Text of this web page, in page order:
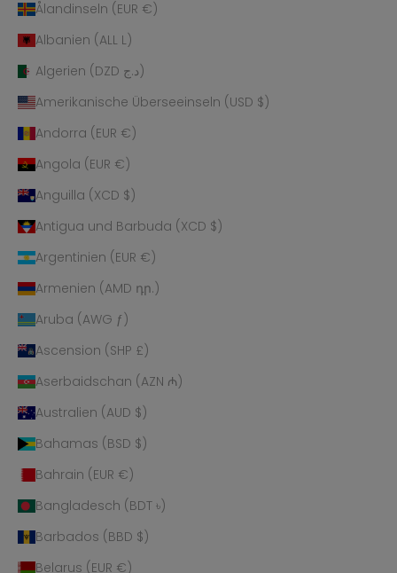
Ålandinseln (EUR €)
Albanien (ALL L)
Algerien (DZD د.ج)
Amerikanische Überseeinseln (USD $)
Andorra (EUR €)
Angola (EUR €)
Anguilla (XCD $)
Antigua und Barbuda (XCD $)
Argentinien (EUR €)
Armenien (AMD դր.)
Aruba (AWG ƒ)
Ascension (SHP £)
Aserbaidschan (AZN ₼)
Australien (AUD $)
Bahamas (BSD $)
Bahrain (EUR €)
Bangladesch (BDT ৳)
Barbados (BBD $)
Belarus (EUR €)